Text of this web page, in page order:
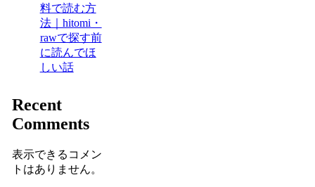
料で読む方
法｜hitomi・
rawで探す前
に読んでほ
しい話
Recent
Comments
表示できるコメン
トはありません。